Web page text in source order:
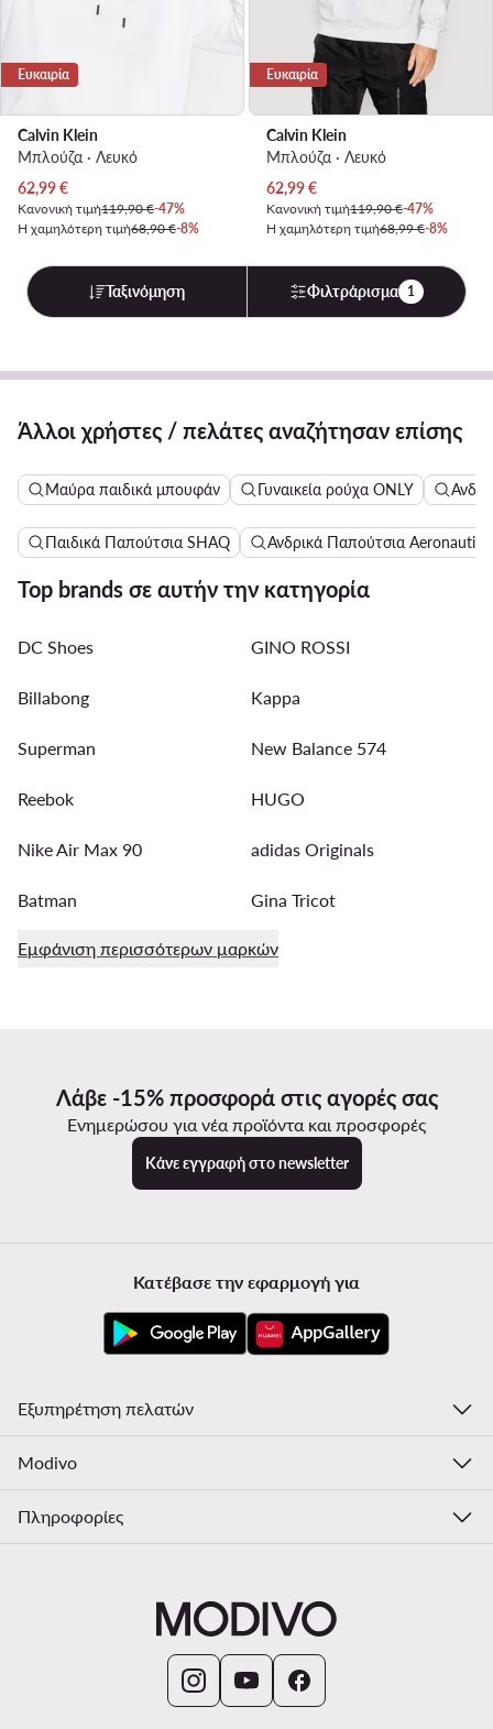
Ευκαιρία
Calvin Klein
Μπλούζα · Λευκό
Τρέχουσα τιμή
62,99€
Κανονική τιμή119,90 €-47%
Η χαμηλότερη τιμή68,90 €-8%
Ευκαιρία
Calvin Klein
Μπλούζα · Λευκό
Τρέχουσα τιμή
62,99€
Κανονική τιμή119,90 €-47%
Η χαμηλότερη τιμή68,99 €-8%
Ταξινόμηση Φιλτράρισμα 1
Άλλοι χρήστες / πελάτες αναζήτησαν επίσης
Μαύρα παιδικά μπουφάν Γυναικεία ρούχα ONLY
Παιδικά Παπούτσια SHAQ Ανδρικά Παπούτσια
Top brands σε αυτήν την κατηγορία
DC Shoes GINO ROSSI
Billabong Kappa
Superman New Balance 574
Reebok HUGO
Nike Air Max 90 adidas Originals
Batman Gina Tricot
Εμφάνιση περισσότερων μαρκών
Λάβε -15% προσφορά στις αγορές σας
Ενημερώσου για νέα προϊόντα και προσφορές
Κάνε εγγραφή στο newsletter
Κατέβασε την εφαρμογή για
Εξυπηρέτηση πελατών
Modivo
Πληροφορίες